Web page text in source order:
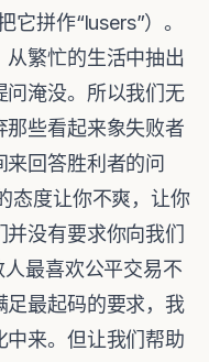
拼作“lusers”）。
繁忙的生活中抽出
问淹没。所以我们无
些看起来象失败者
回答胜利者的问
态度让你不爽，让你
没有要求你向我们
最喜欢公平交易不
足最起码的要求，我
来。但让我们帮助